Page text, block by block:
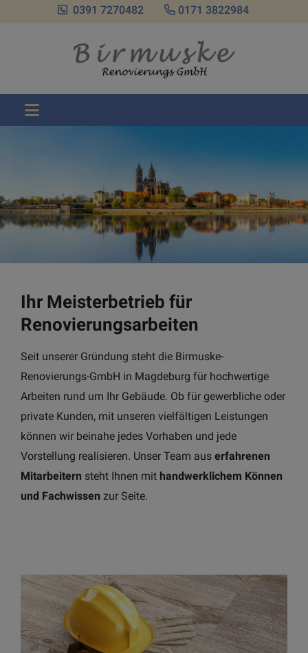
0391 7270482 0171 3822984
Ihr Meisterbetrieb für
Renovierungsarbeiten
Seit unserer Gründung steht die Birmuske-
Renovierungs-GmbH in Magdeburg für hochwertige
Arbeiten rund um Ihr Gebäude. Ob für gewerbliche oder
private Kunden, mit unseren vielfältigen Leistungen
können wir beinahe jedes Vorhaben und jede
Vorstellung realisieren. Unser Team aus erfahrenen
Mitarbeitern steht Ihnen mit handwerklichem Können
und Fachwissen zur Seite.